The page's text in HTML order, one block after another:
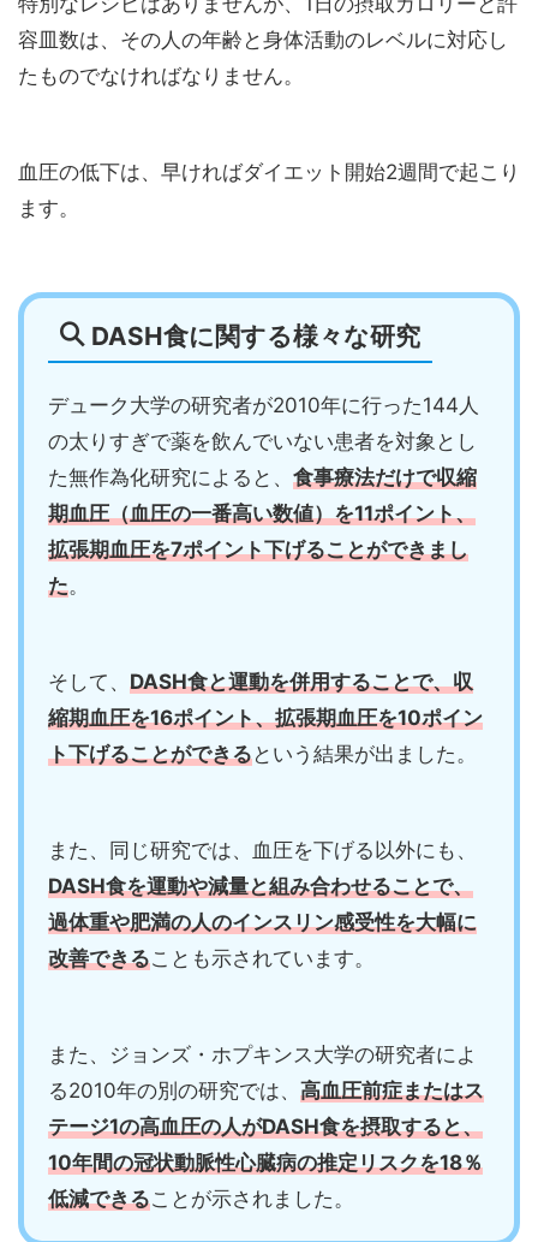
容皿数は、その人の年齢と身体活動のレベルに対応し
たものでなければなりません。
血圧の低下は、早ければダイエット開始2週間で起こり
ます。
DASH食に関する様々な研究
デューク大学の研究者が2010年に行った144人
の太りすぎで薬を飲んでいない患者を対象とし
た無作為化研究によると、 食事療法だけで収縮
期血圧（血圧の一番高い数値）を11ポイント、
拡張期血圧を7ポイント下げることができまし
た。
そして、 DASH食と運動を併用することで、収
縮期血圧を16ポイント、拡張期血圧を10ポイン
ト下げることができるという結果が出ました。
また、同じ研究では、血圧を下げる以外にも、
DASH食を運動や減量と組み合わせることで、
過体重や肥満の人のインスリン感受性を大幅に
改善できることも示されています。
また、ジョンズ・ホプキンス大学の研究者によ
る2010年の別の研究では、 高血圧前症またはス
テージ1の高血圧の人がDASH食を摂取すると、
10年間の冠状動脈性心臓病の推定リスクを18％
低減できることが示されました。